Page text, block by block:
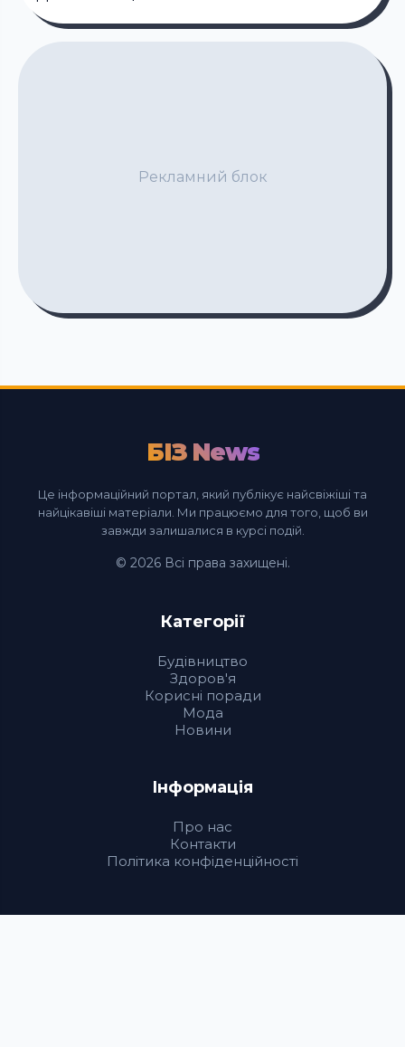
Рекламний блок
БІЗ News
Це інформаційний портал, який публікує найсвіжіші та
найцікавіші матеріали. Ми працюємо для того, щоб ви
завжди залишалися в курсі подій.
© 2026 Всі права захищені.
Категорії
Будівництво
Здоров'я
Корисні поради
Мода
Новини
Інформація
Про нас
Контакти
Політика конфіденційності